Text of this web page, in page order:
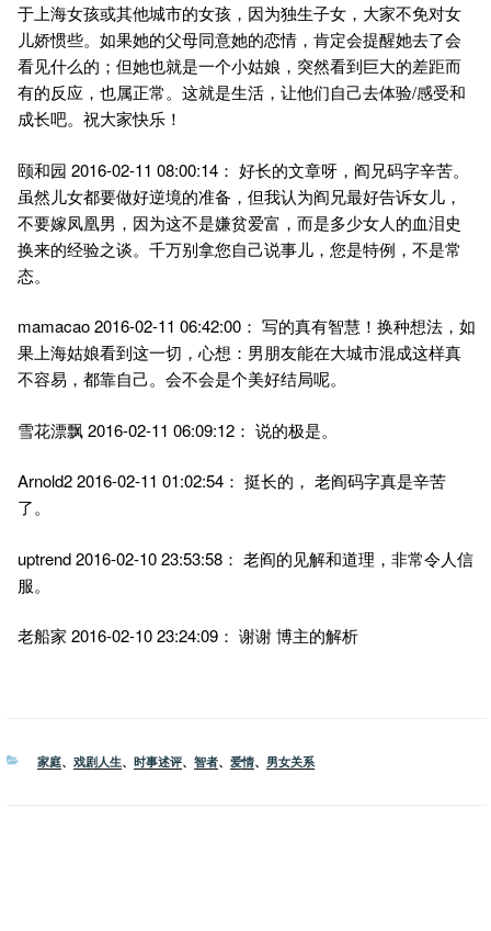
于上海女孩或其他城市的女孩，因为独生子女，大家不免对女
儿娇惯些。如果她的父母同意她的恋情，肯定会提醒她去了会
看见什么的；但她也就是一个小姑娘，突然看到巨大的差距而
有的反应，也属正常。这就是生活，让他们自己去体验/感受和
成长吧。祝大家快乐！
颐和园 2016-02-11 08:00:14： 好长的文章呀，阎兄码字辛苦。
虽然儿女都要做好逆境的准备，但我认为阎兄最好告诉女儿，
不要嫁凤凰男，因为这不是嫌贫爱富，而是多少女人的血泪史
换来的经验之谈。千万别拿您自己说事儿，您是特例，不是常
态。
mamacao 2016-02-11 06:42:00： 写的真有智慧！换种想法，如
果上海姑娘看到这一切，心想：男朋友能在大城市混成这样真
不容易，都靠自己。会不会是个美好结局呢。
雪花漂飘 2016-02-11 06:09:12： 说的极是。
Arnold2 2016-02-11 01:02:54： 挺长的， 老阎码字真是辛苦
了。
uptrend 2016-02-10 23:53:58： 老阎的见解和道理，非常令人信
服。
老船家 2016-02-10 23:24:09： 谢谢 博主的解析
分
家庭、 戏剧人生、 时事述评、 智者、 爱情、 男女关系